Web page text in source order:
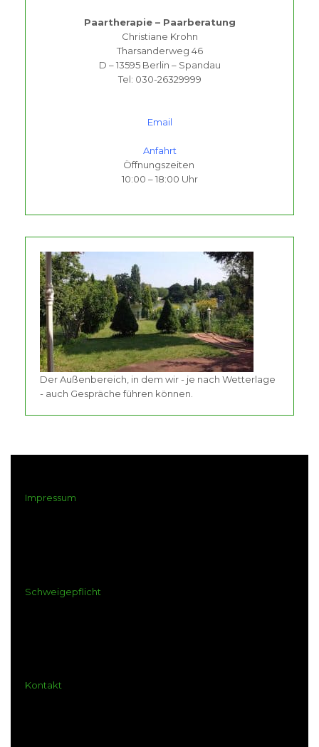
Paartherapie – Paarberatung
Christiane Krohn
Tharsanderweg 46
D – 13595 Berlin – Spandau
Tel: 030-26329999
Email
Anfahrt
Öffnungszeiten
10:00 – 18:00 Uhr
Der Außenbereich, in dem wir - je nach Wetterlage
- auch Gespräche führen können.
Impressum
Schweigepflicht
Kontakt